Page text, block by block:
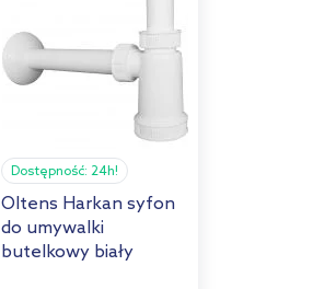
Dostępność: 24h!
Oltens Harkan syfon
do umywalki
butelkowy biały